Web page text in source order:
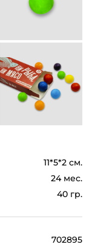
11*5*2 см.
24 мес.
40 гр.
702895